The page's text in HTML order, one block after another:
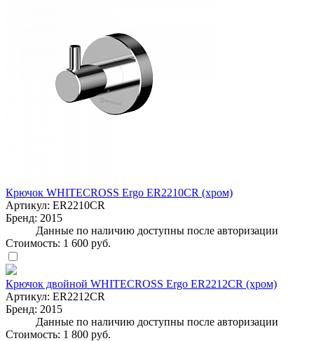
Крючок WHITECROSS Ergo ER2210CR (хром)
Артикул: ER2210CR
Бренд: 2015
Данные по наличию доступны после авторизации
Стоимость: 1 600 руб.
Крючок двойной WHITECROSS Ergo ER2212CR (хром)
Артикул: ER2212CR
Бренд: 2015
Данные по наличию доступны после авторизации
Стоимость: 1 800 руб.